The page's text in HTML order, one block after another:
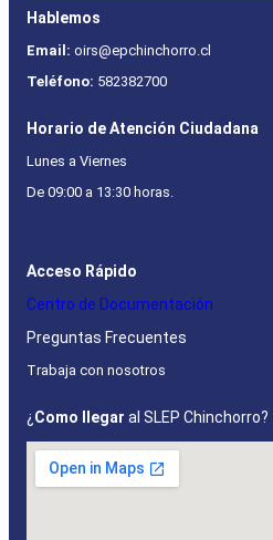
Hablemos
Email: oirs@epchinchorro.cl
Teléfono: 582382700
Horario de Atención Ciudadana
Lunes a Viernes
De 09:00 a 13:30 horas.
Acceso Rápido
Centro de Documentación
Preguntas Frecuentes
Trabaja con nosotros
¿ Como llegar al SLEP Chinchorro?